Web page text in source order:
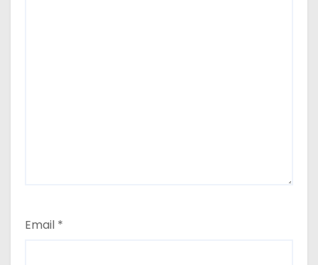
Email *